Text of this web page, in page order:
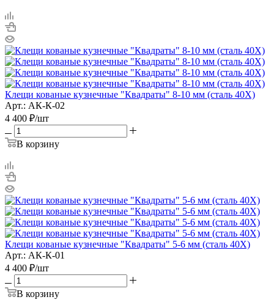
Клещи кованые кузнечные "Квадраты" 8-10 мм (сталь 40Х)
Арт.: АК-К-02
4 400 ₽/шт
В корзину
Клещи кованые кузнечные "Квадраты" 5-6 мм (сталь 40Х)
Арт.: АК-К-01
4 400 ₽/шт
В корзину